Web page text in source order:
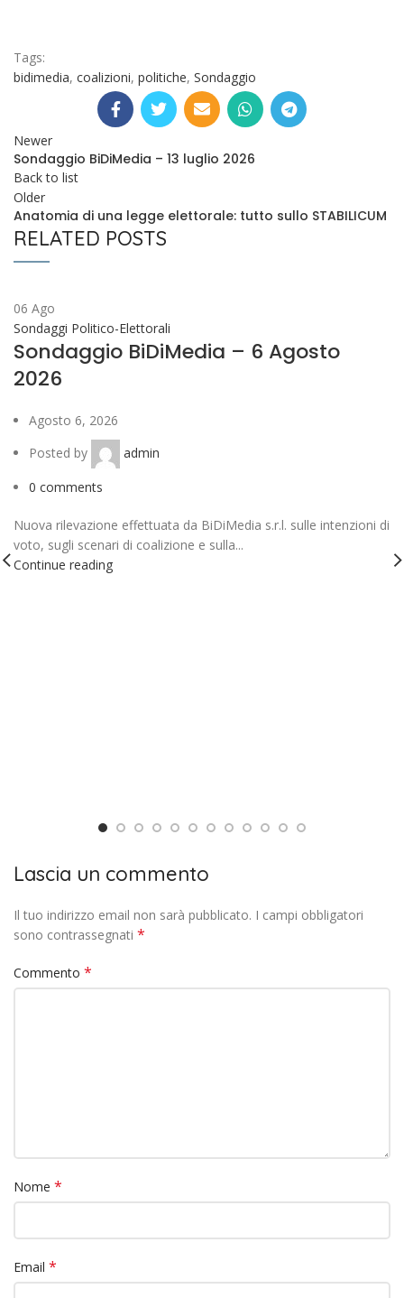
Tags:
bidimedia, coalizioni, politiche, Sondaggio
Newer
Sondaggio BiDiMedia – 13 luglio 2026
Back to list
Older
Anatomia di una legge elettorale: tutto sullo STABILICUM
RELATED POSTS
06 Ago
Sondaggi Politico-Elettorali
Sondaggio BiDiMedia – 6 Agosto
2026
Agosto 6, 2026
Posted by
admin
0 comments
Nuova rilevazione effettuata da BiDiMedia s.r.l. sulle intenzioni di
voto, sugli scenari di coalizione e sulla...
Continue reading
Lascia un commento
Il tuo indirizzo email non sarà pubblicato. I campi obbligatori
sono contrassegnati *
Commento *
Nome *
Email *